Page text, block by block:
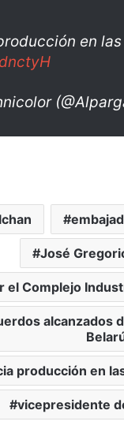
en
José
Complejo
alcanzados
producción en
vicepresidente